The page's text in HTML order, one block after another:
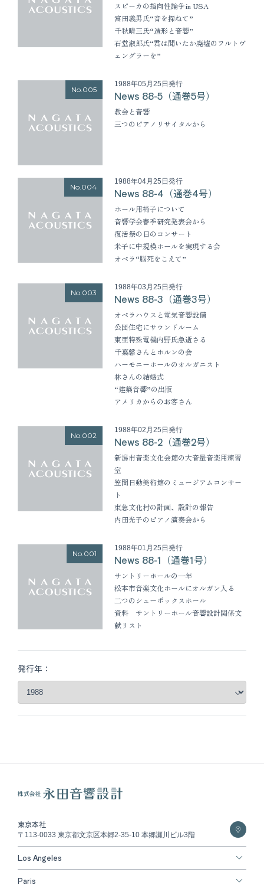
スピーカの指向性論争in USA
富田義男氏“音を探ねて”
千秋晴三氏“造形と音響”
石堂淑郎氏“君は聞いたか廃墟のフルトヴ
ェングラーを”
No.005
1988年05月25日発行
News 88-5（通巻5号）
教会と音響
三つのピアノリサイタルから
No.004
1988年04月25日発行
News 88-4（通巻4号）
ホール用椅子について
音響学会春季研究発表会から
復活祭の日のコンサート
米子に中規模ホールを実現する会
オペラ“脳死をこえて”
No.003
1988年03月25日発行
News 88-3（通巻3号）
オペラハウスと電気音響設備
公団住宅にサウンドルーム
東亜特殊電機内野氏急逝さる
千葉馨さんとホルンの会
ハーモニーホールのオルガニスト
林さんの結婚式
“建築音響”の出版
アメリカからのお客さん
No.002
1988年02月25日発行
News 88-2（通巻2号）
新潟市音楽文化会館の大音量音楽用練習
室
笠間日動美術館のミュージアムコンサー
ト
東急文化村の計画、設計の報告
内田光子のピアノ演奏会から
No.001
1988年01月25日発行
News 88-1（通巻1号）
サントリーホールの一年
松本市音楽文化ホールにオルガン入る
二つのシューボックスホール
資料 サントリーホール音響設計関係文
献リスト
発行年：
東京本社
〒113-0033 東京都文京区本郷2-35-10 本郷瀬川ビル3階
Los Angeles
Paris